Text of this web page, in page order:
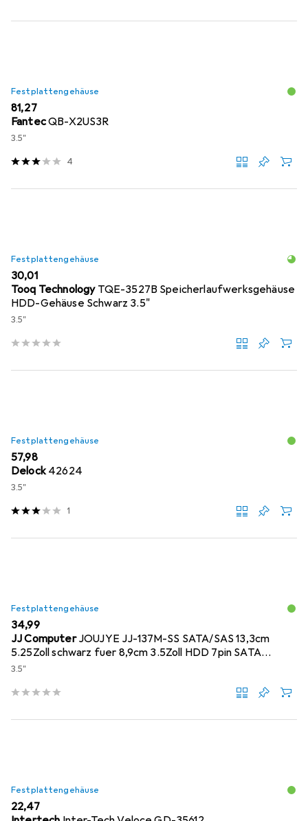
Festplattengehäuse
EUR
81,27
FantecQB-X2US3R
3.5"
4
Festplattengehäuse
EUR
30,01
Tooq Technology TQE-3527B Speicherlaufwerksgehäuse
HDD-Gehäuse Schwarz 3.5"
3.5"
Festplattengehäuse
EUR
57,98
Delock 42624
3.5"
1
Festplattengehäuse
EUR
34,99
JJ Computer JOUJYE JJ-137M-SS SATA/SAS 13,3cm
5.25Zoll schwarz fuer 8,9cm 3.5Zoll HDD 7pin SATA
Connector
3.5"
Festplattengehäuse
EUR
22,47